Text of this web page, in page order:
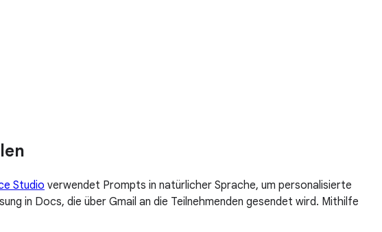
Studio verwendet Prompts in natürlicher Sprache, um personalisierte
in Docs, die über Gmail an die Teilnehmenden gesendet wird. Mithilfe